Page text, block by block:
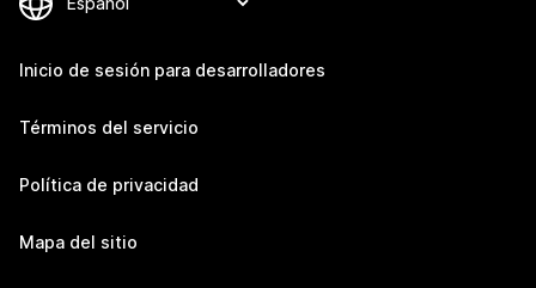
Inicio de sesión para desarrolladores
Términos del servicio
Política de privacidad
Mapa del sitio